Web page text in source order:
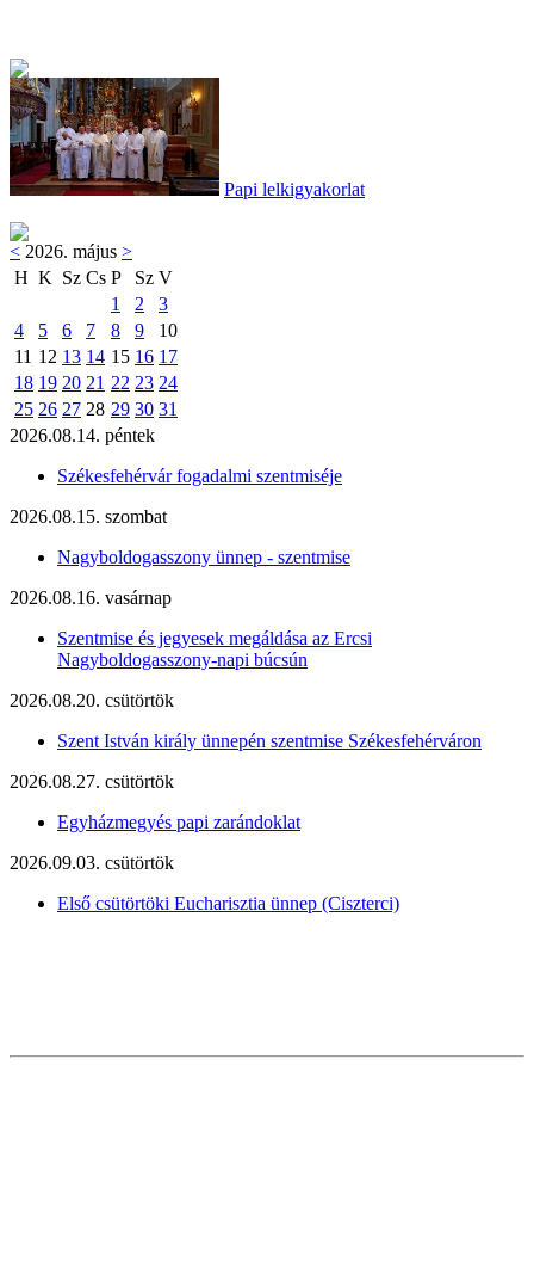
Papi lelkigyakorlat
< 2026. május >
H K Sz Cs P Sz V
1
2
3
4
5 6 7 8 9
10
11 12 13 14 15 16 17
18 19 20 21 22 23 24
25 26 27 28 29 30 31
2026.08.14. péntek
Székesfehérvár fogadalmi szentmiséje
2026.08.15. szombat
Nagyboldogasszony ünnep - szentmise
2026.08.16. vasárnap
Szentmise és jegyesek megáldása az Ercsi
Nagyboldogasszony-napi búcsún
2026.08.20. csütörtök
Szent István király ünnepén szentmise Székesfehérváron
2026.08.27. csütörtök
Egyházmegyés papi zarándoklat
2026.09.03. csütörtök
Első csütörtöki Eucharisztia ünnep (Ciszterci)